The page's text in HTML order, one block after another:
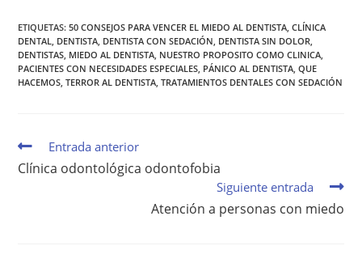
O
K
T
E
R
)
E
S
T
I
N
P
ETIQUETAS:50 CONSEJOS PARA VENCER EL MIEDO AL DENTISTA CLÍNICA
DENTAL
DENTISTA DENTISTA CON SEDACIÓN DENTISTA SIN DOLOR
DENTISTAS MIEDO AL DENTISTA NUESTRO PROPOSITO COMO CLINICA
PACIENTES CON NECESIDADES ESPECIALES PÁNICO AL DENTISTA QUE
HACEMOS TERROR AL DENTISTA TRATAMIENTOS DENTALES CON SEDACIÓN
Entrada anterior
Clínica odontológica odontofobia
Siguiente entrada
Atención a personas con miedo